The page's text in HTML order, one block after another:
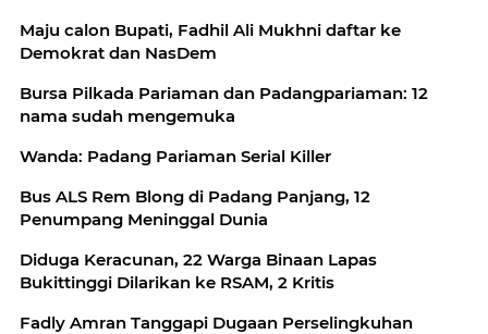
Maju calon Bupati, Fadhil Ali Mukhni daftar ke
Demokrat dan NasDem
Bursa Pilkada Pariaman dan Padangpariaman: 12
nama sudah mengemuka
Wanda: Padang Pariaman Serial Killer
Bus ALS Rem Blong di Padang Panjang, 12
Penumpang Meninggal Dunia
Diduga Keracunan, 22 Warga Binaan Lapas
Bukittinggi Dilarikan ke RSAM, 2 Kritis
Fadly Amran Tanggapi Dugaan Perselingkuhan